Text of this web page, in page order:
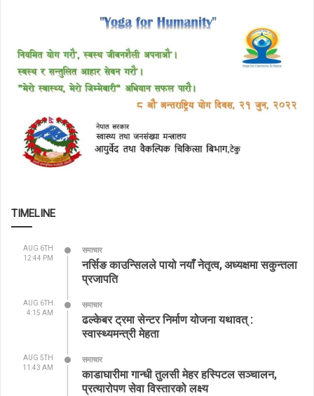
TIMELINE
AUG 6TH
12:44 PM
समाचार
नर्सिङ काउन्सिलले पायो नयाँ नेतृत्व, अध्यक्षमा सकुन्तला
प्रजापति
AUG 6TH
4:15 AM
समाचार
ढल्केबर ट्रमा सेन्टर निर्माण योजना यथावत् :
स्वास्थ्यमन्त्री मेहता
AUG 5TH
11:43 AM
समाचार
काडाघारीमा गान्धी तुलसी मेहर हस्पिटल सञ्चालन,
प्रत्यारोपण सेवा विस्तारको लक्ष्य